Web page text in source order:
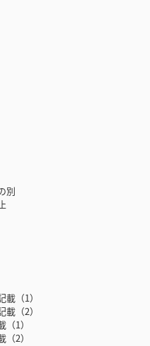
別
（1）
（2）
1）
2）